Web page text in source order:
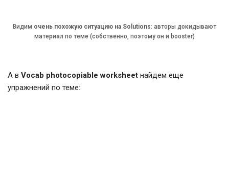
Видим очень похожую ситуацию на Solutions: авторы докидывают
материал по теме (собственно, поэтому он и booster)
А в Vocab photocopiable worksheet найдем еще
упражнений по теме: